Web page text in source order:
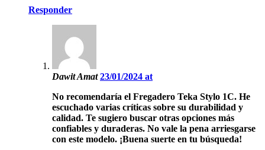
Responder
Dawit Amat23/01/2024 at
No recomendaría el Fregadero Teka Stylo 1C. He
escuchado varias críticas sobre su durabilidad y
calidad. Te sugiero buscar otras opciones más
confiables y duraderas. No vale la pena arriesgarse
con este modelo. ¡Buena suerte en tu búsqueda!